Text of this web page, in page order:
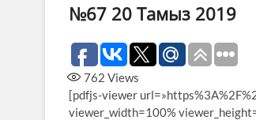
№67 20 Тамыз 2019
762 Views
[pdfjs-viewer
viewer_width=100%